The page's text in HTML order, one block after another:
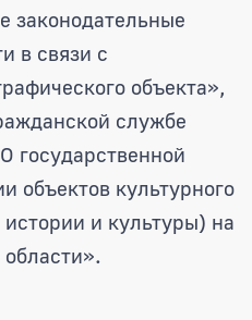
законодательные
в связи с
объекта»,
службе
государственной
объектов культурного
и культуры) на